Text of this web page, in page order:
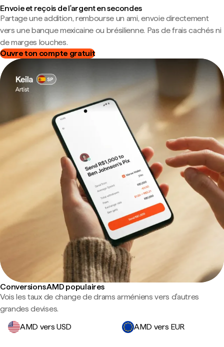
Envoie et reçois de l'argent en secondes
Partage une addition, rembourse un ami, envoie directement
vers une banque mexicaine ou brésilienne. Pas de frais cachés ni
de marges louches.
Ouvre ton compte gratuit
Conversions AMD populaires
Vois les taux de change de drams arméniens vers d'autres
grandes devises.
AMD vers USD
AMD vers EUR